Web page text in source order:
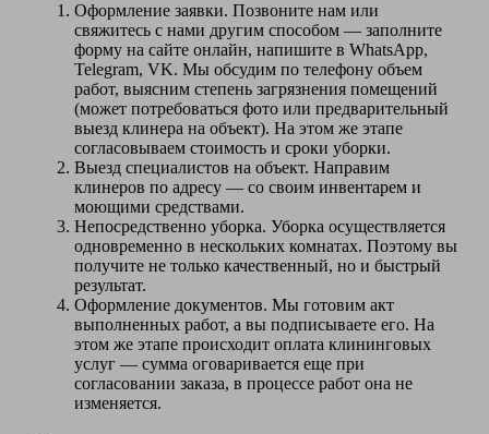
Оформление заявки. Позвоните нам или
свяжитесь с нами другим способом — заполните
форму на сайте онлайн, напишите в WhatsApp,
Telegram, VK. Мы обсудим по телефону объем
работ, выясним степень загрязнения помещений
(может потребоваться фото или предварительный
выезд клинера на объект). На этом же этапе
согласовываем стоимость и сроки уборки.
Выезд специалистов на объект. Направим
клинеров по адресу — со своим инвентарем и
моющими средствами.
Непосредственно уборка. Уборка осуществляется
одновременно в нескольких комнатах. Поэтому вы
получите не только качественный, но и быстрый
результат.
Оформление документов. Мы готовим акт
выполненных работ, а вы подписываете его. На
этом же этапе происходит оплата клининговых
услуг — сумма оговаривается еще при
согласовании заказа, в процессе работ она не
изменяется.